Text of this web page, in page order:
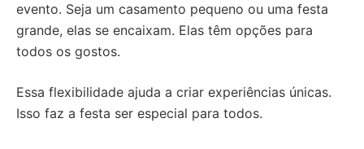
evento. Seja um casamento pequeno ou uma festa
grande, elas se encaixam. Elas têm opções para
todos os gostos.
Essa flexibilidade ajuda a criar experiências únicas.
Isso faz a festa ser especial para todos.